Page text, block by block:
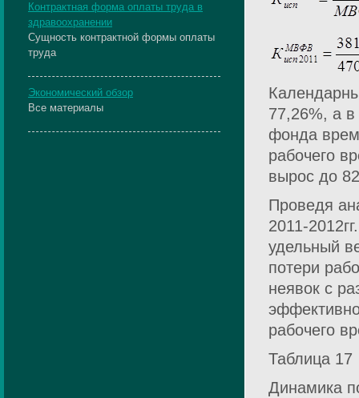
77,26%, а в
фонда
рабочего
вырос до
Проведя
2011-
удельный
потери
неявок с
рабочего
Таблица 17
Динамика
Контрактная форма оплаты труда в
здравоохранении
Сущность контрактной формы оплаты
труда
Экономический обзор
Все материалы